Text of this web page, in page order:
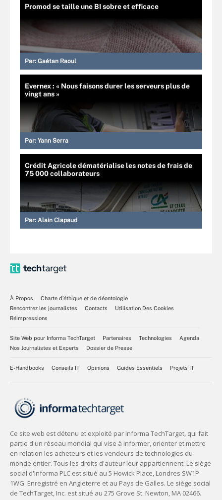
Promod se taille une BI sobre et efficace
Par: Gaétan Raoul
Evernex : « Nous faisons durer les serveurs plus de
vingt ans »
Par: Yann Serra
Crédit Agricole dématérialise les notes de frais de
75 000 collaborateurs
Par: Alain Clapaud
À Propos
Charte d’éthique et de déontologie
Rencontrez les journalistes
Contacts
Utilisation Des Cookies
Réimpressions
Site Web pour Informa TechTarget Partenaires Technologies
Agenda
Nos Journalistes et Experts
Dossier de Presse
E-Handbooks Conseils IT Opinions Guides Essentiels Projets IT